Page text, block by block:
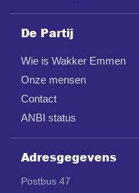
De Partij
Wie is Wakker Emmen
Onze mensen
Contact
ANBI status
Adresgegevens
Postbus 47